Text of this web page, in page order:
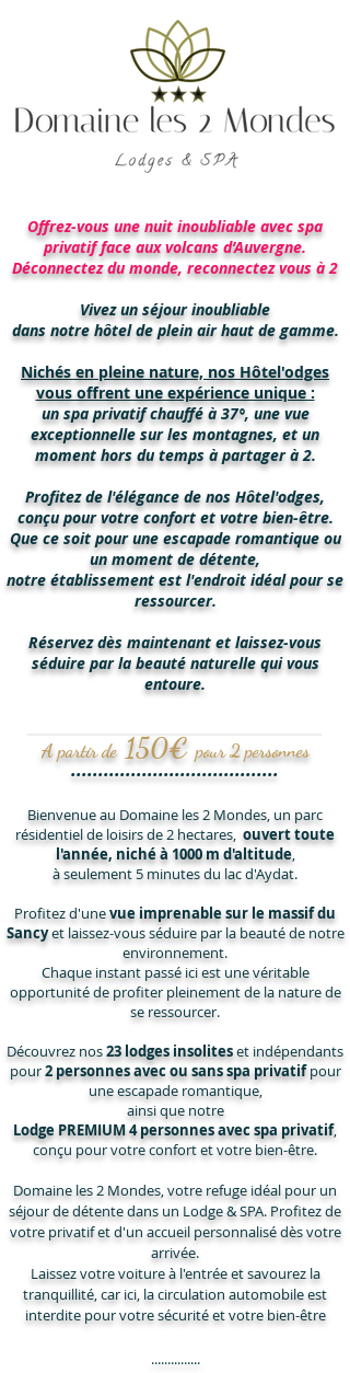
Offrez-vous une nuit inoubliable avec spa
privatif face aux volcans d’Auvergne.
Déconnectez du monde, reconnectez vous à 2
Vivez un séjour inoubliable
dans notre hôtel de plein air haut de gamme.
Nichés en pleine nature, nos Hôtel'odges
vous offrent une expérience unique :
un spa privatif chauffé à 37°, une vue
exceptionnelle sur les montagnes, et un
moment hors du temps à partager à 2.
Profitez de l'élégance de nos Hôtel'odges,
conçu pour votre confort et votre bien-être.
Que ce soit pour une escapade romantique ou
un moment de détente,
notre établissement est l'endroit idéal pour se
ressourcer.
Réservez dès maintenant et laissez-vous
séduire par la beauté naturelle qui vous
entoure.
......................................
Bienvenue au Domaine les 2 Mondes, un parc
résidentiel de loisirs de 2 hectares, ouvert toute
l'année, niché à 1000 m d'altitude,
à seulement 5 minutes du lac d'Aydat.
Profitez d'unevue imprenable sur le massif du
Sancyet laissez-vous séduire par la beauté de notre
environnement.
​Chaque instant passé ici est une véritable
opportunité de profiter pleinement de la nature de
se ressourcer.
Découvrez nos23 lodges insoliteset indépendants
pour2 personnes avec ou sans spa privatifpour
une escapade romantique,
ainsi que notre
Lodge PREMIUM 4 personnes avec spa privatif,
conçu pour votre confort et votre bien-être.
Domaine les 2 Mondes, votre refuge idéal pour un
séjour de détente dans un Lodge & SPA. Profitez de
votre privatif et d'un accueil personnalisé dès votre
arrivée.
Laissez votre voiture à l'entrée et savourez la
tranquillité, car ici, la circulation automobile est
interdite pour votre sécurité et votre bien-être
...............
A partir de 150€pour 2 personnes